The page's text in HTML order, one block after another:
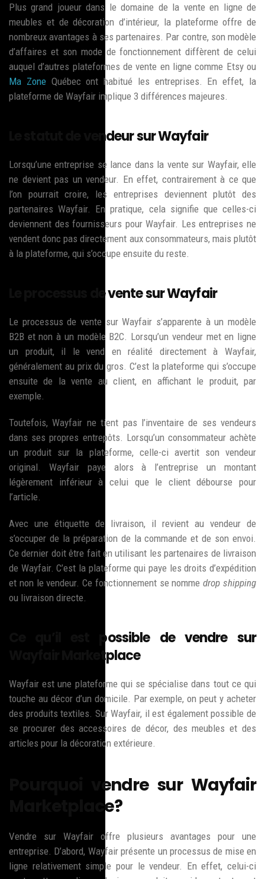
Plus grand joueur dans le domaine de la vente en ligne de
meubles et de décoration d’intérieur, la plateforme offre de
nombreux avantages à ses partenaires. Par contre, son modèle
d’affaires et son mode de fonctionnement diffèrent de celui
auquel d’autres plateformes de vente en ligne comme Etsy ou
Ma ZoneQuébec ont habitué les entreprises. En effet, la
plateforme de Wayfair implique 3 différences majeures.
Le statut de vendeur sur Wayfair
Lorsqu’une entreprise se lance dans la vente sur Wayfair, elle
ne devient pas un vendeur. En effet, contrairement à ce que
l’on pourrait croire, les entreprises deviennent plutôt des
partenaires Wayfair. En pratique, cela signifie que celles-ci
deviennent des fournisseurs pour Wayfair. Les entreprises ne
vendent donc pas directement aux consommateurs, mais plutôt
à la plateforme, qui s’occupe ensuite du reste.
Le processus de vente sur Wayfair
Le processus de vente sur Wayfair s’apparente à un modèle
B2B et non à un modèle B2C. Lorsqu’un vendeur met en ligne
un produit, il le vend en réalité directement à Wayfair,
généralement au prix du gros. C’est la plateforme qui s’occupe
ensuite de la vente au client, en affichant le produit, par
exemple.
Toutefois, Wayfair ne tient pas l’inventaire de ses vendeurs
dans ses propres entrepôts. Lorsqu’un consommateur achète
un produit sur la plateforme, celle-ci avertit son vendeur
original. Wayfair paye alors à l’entreprise un montant
légèrement inférieur à celui que le client débourse pour
l’article.
Avec une étiquette de livraison, il revient au vendeur de
s’occuper de la préparation de la commande et de son envoi.
Ce dernier doit être fait en utilisant les partenaires de livraison
de Wayfair. C’est la plateforme qui paye les droits d’expédition
et non le vendeur. Ce fonctionnement se nommedrop shipping
ou livraison directe.
Ce qu’il est possible de vendre sur
Wayfair Marketplace
Wayfair est une plateforme qui se spécialise dans tout ce qui
touche au décor d’un domicile. Par exemple, on peut y acheter
des produits textiles. Sur Wayfair, il est également possible de
se procurer des accessoires de décor, des meubles et des
articles pour la décoration extérieure.
Pourquoi vendre sur Wayfair
Marketplace?
Vendre sur Wayfair offre plusieurs avantages pour une
entreprise. D’abord, Wayfair présente un processus de mise en
ligne relativement simple pour le vendeur. En effet, celui-ci